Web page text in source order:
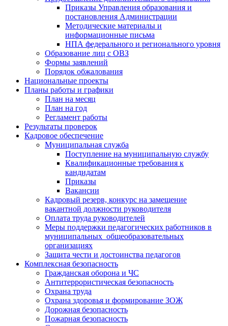
Приказы Управления образования и
постановления Администрации
Методические материалы и
информационные письма
НПА федерального и регионального уровня
Образование лиц с ОВЗ
Формы заявлений
Порядок обжалования
Национальные проекты
Планы работы и графики
План на месяц
План на год
Регламент работы
Результаты проверок
Кадровое обеспечение
Муниципальная служба
Поступление на муниципальную службу
Квалификационные требования к
кандидатам
Приказы
Вакансии
Кадровый резерв, конкурс на замещение
вакантной должности руководителя
Оплата труда руководителей
Меры поддержки педагогических работников в
муниципальных общеобразовательных
организациях
Защита чести и достоинства педагогов
Комплексная безопасность
Гражданская оборона и ЧС
Антитеррористическая безопасность
Охрана труда
Охрана здоровья и формирование ЗОЖ
Дорожная безопасность
Пожарная безопасность